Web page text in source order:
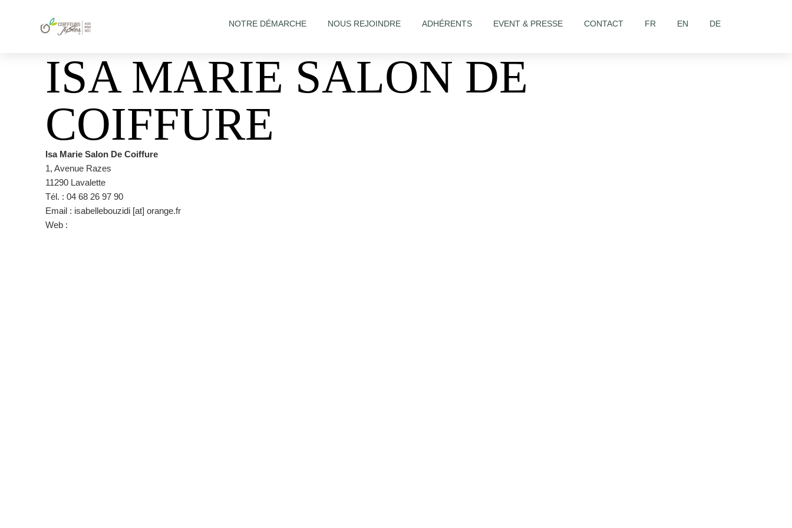
NOTRE DÉMARCHE NOUS REJOINDRE ADHÉRENTS EVENT & PRESSE CONTACT FR EN DE
ISA MARIE SALON DE
COIFFURE
Isa Marie Salon De Coiffure
1, Avenue Razes
11290 Lavalette
Tél. : 04 68 26 97 90
Email : isabellebouzidi [at] orange.fr
Web :